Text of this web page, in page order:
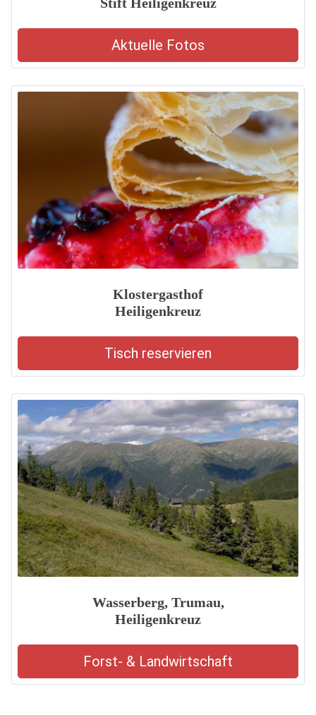
Stift Heiligenkreuz
Aktuelle Fotos
Klostergasthof
Heiligenkreuz
Tisch reservieren
Wasserberg, Trumau,
Heiligenkreuz
Forst- & Landwirtschaft